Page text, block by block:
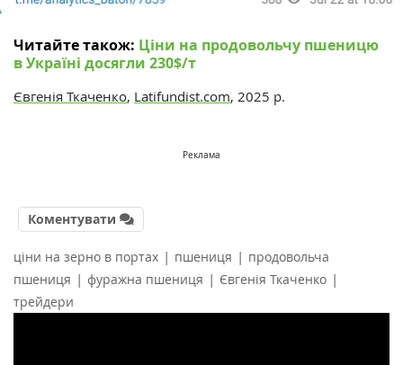
Читайте також: Ціни на продовольчу пшеницю
в Україні досягли 230$/т
Євгенія Ткаченко, Latifundist.com, 2025 р.
Реклама
Коментувати
ціни на зерно в портах | пшениця | продовольча
пшениця | фуражна пшениця | Євгенія Ткаченко |
трейдери